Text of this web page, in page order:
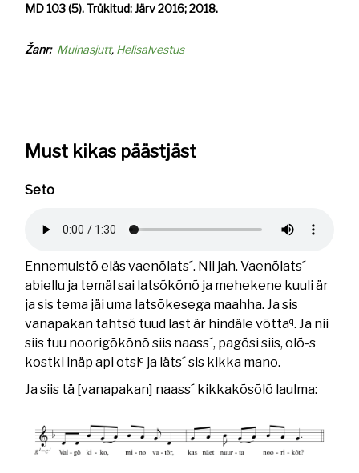
MD 103 (5). Trükitud: Järv 2016; 2018.
Žanr Muinasjutt Helisalvestus
Must kikas päästjäst
Seto
Ennemuistõ eläs vaenõlats´. Nii jah. Vaenõlats´
abiellu ja temäl sai latsõkõnõ ja mehekene kuuli är
ja sis tema jäi uma latsõkesega maahha. Ja sis
vanapakan tahtsõ tuud last är hindäle võttaq. Ja nii
siis tuu noorigõkõnõ siis naass´, pagõsi siis, olõ-s
kostki inäp api otsiq ja läts´ sis kikka mano.
Ja siis tä [vanapakan] naass´ kikkakõsõlõ laulma: